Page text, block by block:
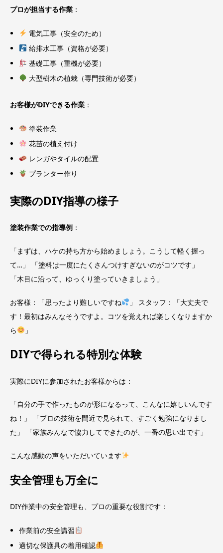
プロが担当する作業 ：
電気工事（安全のため）
給排水工事（資格が必要）
基礎工事（重機が必要）
大型樹木の植栽（専門技術が必要）
お客様がDIYできる作業 ：
塗装作業
花苗の植え付け
レンガやタイルの配置
プランター作り
実際のDIY指導の様子
塗装作業での指導例 ：
「まずは、ハケの持ち方から始めましょう。こうして軽く握っ
て…」 「塗料は一度にたくさんつけすぎないのがコツです」
「木目に沿って、ゆっくり塗っていきましょう」
お客様：「思ったより難しいですね
」 スタッフ：「大丈夫で
す！最初はみんなそうですよ。コツを覚えれば楽しくなりますか
ら
」
DIYで得られる特別な体験
実際にDIYに参加されたお客様からは：
「自分の手で作ったものが形になるって、こんなに嬉しいんです
ね！」 「プロの技術を間近で見られて、すごく勉強になりまし
た」 「家族みんなで協力してできたのが、一番の思い出です」
こんな感動の声をいただいています
安全管理も万全に
DIY作業中の安全管理も、プロの重要な役割です：
作業前の安全講習
適切な保護具の着用確認